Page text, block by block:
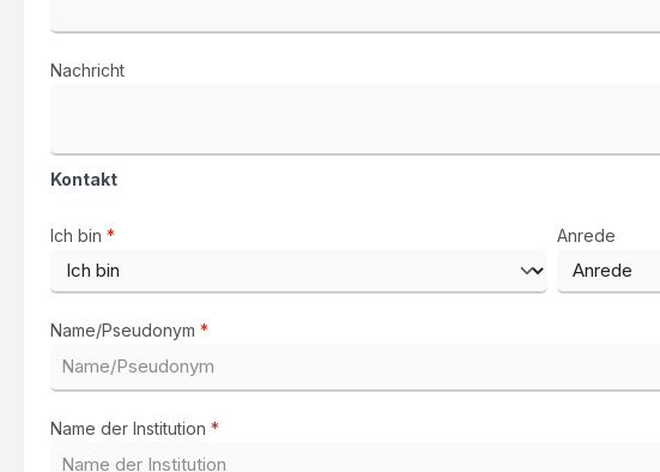
Nachricht
Kontakt
Ich bin * Anrede
Name/Pseudonym *
Name der Institution *